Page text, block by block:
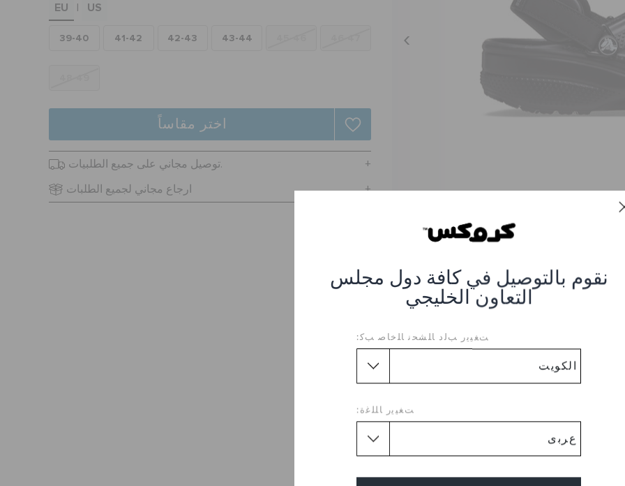
نقوم بالتوصيل في كافة دول مجلس
التعاون الخليجي
ﺖﻐﻴﻳﺭ ﺐﻟﺩ ﺎﻠﺸﺤﻧ ﺎﻠﺧﺎﺻ ﺐﻛ:
ﺖﻐﻴﻳﺭ ﺎﻠﻠﻏﺓ:
EU
US
39-40 41-42 42-43 43-44
اختر مقاساً
توصيل مجاني على جميع الطلبيات.
ارجاع مجاني لجميع الطلبات
حذاء كلوغ لامع للاطفال
كروكس بتصميم عصري ومريح
لتثبيت القدم, كما يتميز
توفر الراحة والمرونة اثناء
من التوسيد خفيف الوزن
صديق للماء وقابل للطفو